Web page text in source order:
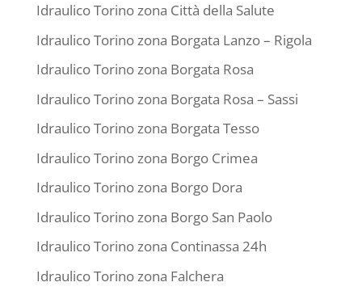
Idraulico Torino zona Città della Salute
Idraulico Torino zona Borgata Lanzo – Rigola
Idraulico Torino zona Borgata Rosa
Idraulico Torino zona Borgata Rosa – Sassi
Idraulico Torino zona Borgata Tesso
Idraulico Torino zona Borgo Crimea
Idraulico Torino zona Borgo Dora
Idraulico Torino zona Borgo San Paolo
Idraulico Torino zona Continassa 24h
Idraulico Torino zona Falchera